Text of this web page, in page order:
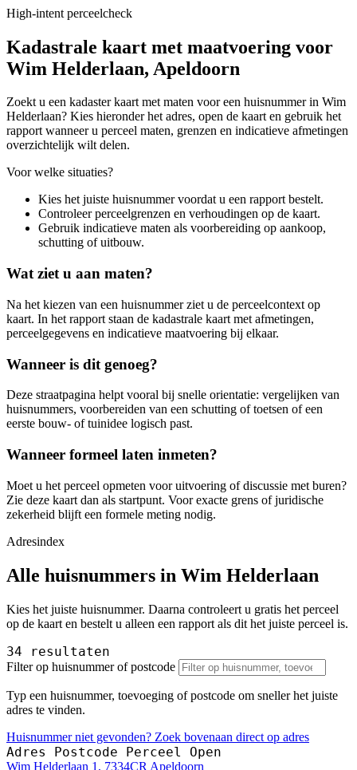
High-intent perceelcheck
Kadastrale kaart met maatvoering voor
Wim Helderlaan, Apeldoorn
Zoekt u een kadaster kaart met maten voor een huisnummer in Wim
Helderlaan? Kies hieronder het adres, open de kaart en gebruik het
rapport wanneer u perceel maten, grenzen en indicatieve afmetingen
overzichtelijk wilt delen.
Voor welke situaties?
Kies het juiste huisnummer voordat u een rapport bestelt.
Controleer perceelgrenzen en verhoudingen op de kaart.
Gebruik indicatieve maten als voorbereiding op aankoop,
schutting of uitbouw.
Wat ziet u aan maten?
Na het kiezen van een huisnummer ziet u de perceelcontext op
kaart. In het rapport staan de kadastrale kaart met afmetingen,
perceelgegevens en indicatieve maatvoering bij elkaar.
Wanneer is dit genoeg?
Deze straatpagina helpt vooral bij snelle orientatie: vergelijken van
huisnummers, voorbereiden van een schutting of toetsen of een
eerste bouw- of tuinidee logisch past.
Wanneer formeel laten inmeten?
Moet u het perceel opmeten voor uitvoering of discussie met buren?
Zie deze kaart dan als startpunt. Voor exacte grens of juridische
zekerheid blijft een formele meting nodig.
Adresindex
Alle huisnummers in Wim Helderlaan
Kies het juiste huisnummer. Daarna controleert u gratis het perceel
op de kaart en bestelt u alleen een rapport als dit het juiste perceel is.
34 resultaten
Filter op huisnummer of postcode
Typ een huisnummer, toevoeging of postcode om sneller het juiste
adres te vinden.
Huisnummer niet gevonden? Zoek bovenaan direct op adres
Adres Postcode Perceel Open
Wim Helderlaan 1, 7334CR Apeldoorn